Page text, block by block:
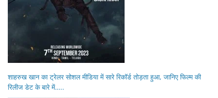
शाहरुख खान का ट्रेलर सोशल मीडिया में सारे रिकॉर्ड तोड़ता हुआ, जानिए फिल्म की
रिलीज डेट के बारे में…..